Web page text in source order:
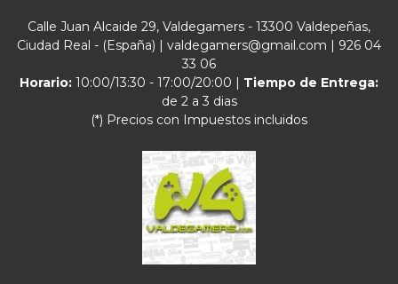
Calle Juan Alcaide 29, Valdegamers - 13300 Valdepeñas,
Ciudad Real - (España) | valdegamers@gmail.com | 926 04
33 06
Horario: 10:00/13:30 - 17:00/20:00 | Tiempo de Entrega:
de 2 a 3 dias
(*) Precios con Impuestos incluidos